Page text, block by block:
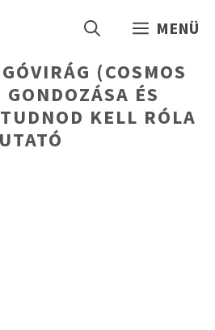
MENÜ
(COSMOS
ÉS
KELL RÓLA